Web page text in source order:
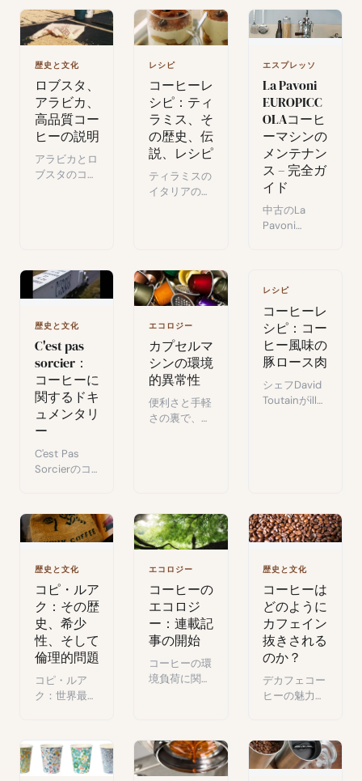
コツ：あらゆ
るハンドグラ
インダーに応
プルな技術。
いをどう変え
るか。
Bezzaraが完
成させたエス
プレッソマシ
歴史。
歴史と文化
ロブスタ、
アラビカ、
高品質コー
ヒーの説明
アラビカとロ
ブスタのコー
めの解説。
レシピ
コーヒーレ
シピ：ティ
ラミス、そ
の歴史、伝
説、レシピ
ティラミスの
イタリアの伝
が楽しめるデ
ザート。
エスプレッソ
La Pavoni
EUROPICC
OLAコーヒ
ーマシンの
メンテナン
ス – 完全ガ
イド
中古のLa
Pavoni
ケール除去で
題を解決した
体験談。
歴史と文化
C'est pas
sorcier：
コーヒーに
関するドキ
ュメンタリ
ー
C'est Pas
Sorcierのコ
法をわかりや
すく楽しく解
説するドキュ
エコロジー
カプセルマ
シンの環境
的異常性
便利さと手軽
さの裏で、カ
レシピ
コーヒーレ
シピ：コー
ヒー風味の
豚ロース肉
シェフDavid
Toutainがilly
歴史と文化
コピ・ルア
ク：その歴
史、希少
性、そして
倫理的問題
コピ・ルア
ク：世界最希
コウネコの消
化、インドネ
シアの起源、
エコロジー
コーヒーの
エコロジ
ー：連載記
事の開始
コーヒーの環
境負荷に関す
かす、エコな
実践。
歴史と文化
コーヒーは
どのように
カフェイン
抜きされる
のか？
デカフェコー
ヒーの魅力的
な手法、健康
や環境への影
響まで。